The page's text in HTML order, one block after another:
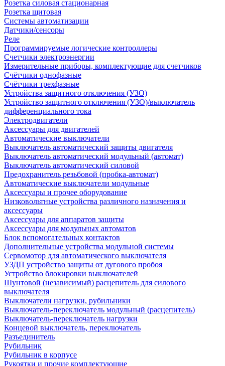
Розетка силовая стационарная
Розетка щитовая
Системы автоматизации
Датчики/сенсоры
Реле
Программируемые логические контроллеры
Счетчики электроэнергии
Измерительные приборы, комплектующие для счетчиков
Счётчики однофазные
Счётчики трехфазные
Устройства защитного отключения (УЗО)
Устройство защитного отключения (УЗО)/выключатель
дифференциального тока
Электродвигатели
Аксессуары для двигателей
Автоматические выключатели
Выключатель автоматический защиты двигателя
Выключатель автоматический модульный (автомат)
Выключатель автоматический силовой
Предохранитель резьбовой (пробка-автомат)
Автоматические выключатели модульные
Аксессуары и прочее оборудование
Низковольтные устройства различного назначения и
аксессуары
Аксессуары для аппаратов защиты
Аксессуары для модульных автоматов
Блок вспомогательных контактов
Дополнительные устройства модульной системы
Сервомотор для автоматического выключателя
УЗДП устройство защиты от дугового пробоя
Устройство блокировки выключателей
Шунтовой (независимый) расцепитель для силового
выключателя
Выключатели нагрузки, рубильники
Выключатель-переключатель модульный (расцепитель)
Выключатель-переключатель нагрузки
Концевой выключатель, переключатель
Разъединитель
Рубильник
Рубильник в корпусе
Рукоятки и прочие комплектующие